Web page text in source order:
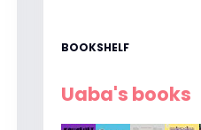
BOOKSHELF
Uaba's books